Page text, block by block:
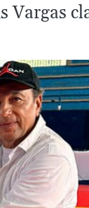
Vargas